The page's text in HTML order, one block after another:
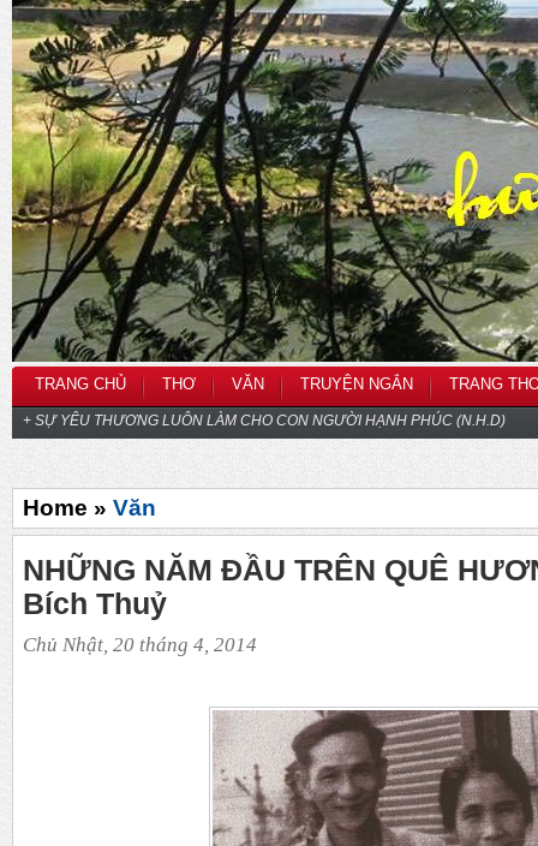
TRANG CHỦ THƠ VĂN TRUYỆN NGẮN TRANG
+ SỰ YÊU THƯƠNG LUÔN LÀM CHO CON NGƯỜI HẠNH PHÚC (N.H.D)
Home » Văn
NHỮNG NĂM ĐẦU TRÊN QUÊ
Bích Thuỷ
Chủ Nhật, 20 tháng 4, 2014